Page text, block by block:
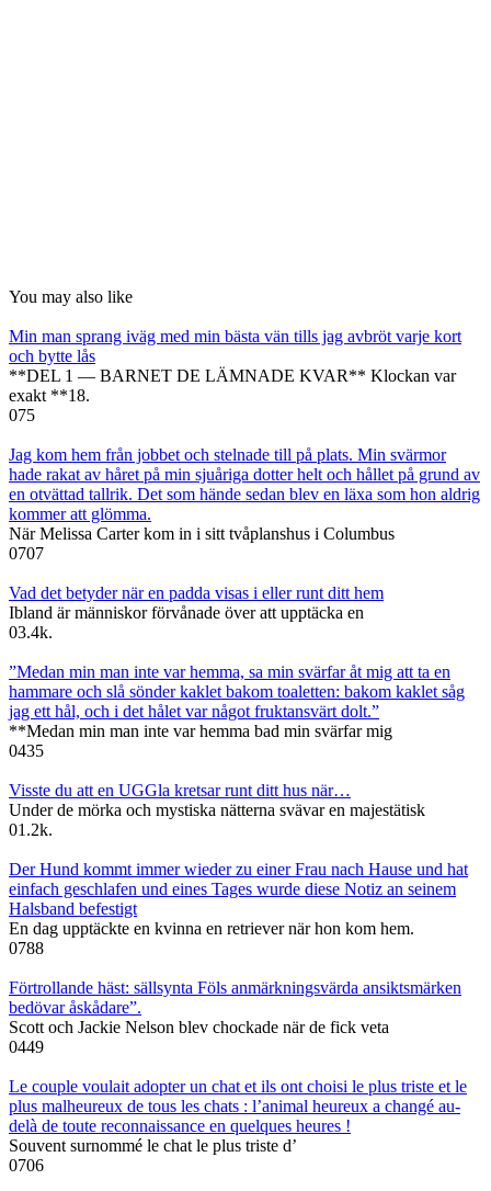
You may also like
Min man sprang iväg med min bästa vän tills jag avbröt varje kort
och bytte lås
**DEL 1 — BARNET DE LÄMNADE KVAR** Klockan var
exakt **18.
075
Jag kom hem från jobbet och stelnade till på plats. Min svärmor
hade rakat av håret på min sjuåriga dotter helt och hållet på grund av
en otvättad tallrik. Det som hände sedan blev en läxa som hon aldrig
kommer att glömma.
När Melissa Carter kom in i sitt tvåplanshus i Columbus
0707
Vad det betyder när en padda visas i eller runt ditt hem
Ibland är människor förvånade över att upptäcka en
03.4k.
”Medan min man inte var hemma, sa min svärfar åt mig att ta en
hammare och slå sönder kaklet bakom toaletten: bakom kaklet såg
jag ett hål, och i det hålet var något fruktansvärt dolt.”
**Medan min man inte var hemma bad min svärfar mig
0435
Visste du att en UGGla kretsar runt ditt hus när…
Under de mörka och mystiska nätterna svävar en majestätisk
01.2k.
Der Hund kommt immer wieder zu einer Frau nach Hause und hat
einfach geschlafen und eines Tages wurde diese Notiz an seinem
Halsband befestigt
En dag upptäckte en kvinna en retriever när hon kom hem.
0788
Förtrollande häst: sällsynta Föls anmärkningsvärda ansiktsmärken
bedövar åskådare”.
Scott och Jackie Nelson blev chockade när de fick veta
0449
Le couple voulait adopter un chat et ils ont choisi le plus triste et le
plus malheureux de tous les chats : l’animal heureux a changé au-
delà de toute reconnaissance en quelques heures !
Souvent surnommé le chat le plus triste d’
0706